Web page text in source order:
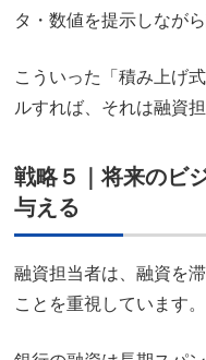
タ・数値を提示しなが
こういった「積み上げ
ルすれば、それは融資
戦略５｜将来のビ
与える
融資担当者は、融資を
ことを重視しています。